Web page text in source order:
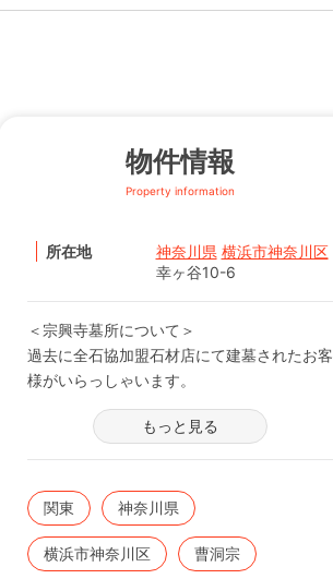
物件情報
Property information
所在地 神奈川県 横浜市神奈川区
幸ヶ谷10-6
＜宗興寺墓所について＞
過去に全石協加盟石材店にて建墓されたお客
様がいらっしゃいます。
※現在の区画状況につきましては、電話番号
【0120-12-1440】までお問い合わせくださ
い。
もっと見る
関東 神奈川県
横浜市神奈川区 曹洞宗